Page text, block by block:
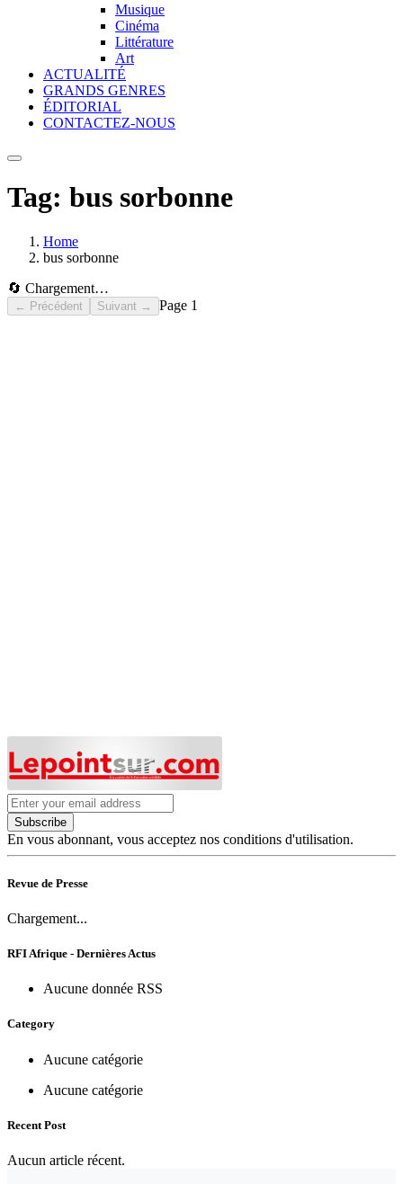
Musique
Cinéma
Littérature
Art
ACTUALITÉ
GRANDS GENRES
ÉDITORIAL
CONTACTEZ-NOUS
Tag: bus sorbonne
Home
bus sorbonne
🔄 Chargement…
← Précédent Suivant → Page 1
Subscribe
En vous abonnant, vous acceptez nos conditions d'utilisation.
Revue de Presse
Chargement...
RFI Afrique - Dernières Actus
Aucune donnée RSS
Category
Aucune catégorie
Aucune catégorie
Recent Post
Aucun article récent.